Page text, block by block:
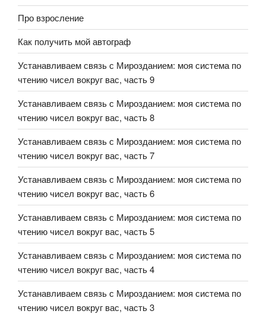
Про взросление
Как получить мой автограф
Устанавливаем связь с Мирозданием: моя система по
чтению чисел вокруг вас, часть 9
Устанавливаем связь с Мирозданием: моя система по
чтению чисел вокруг вас, часть 8
Устанавливаем связь с Мирозданием: моя система по
чтению чисел вокруг вас, часть 7
Устанавливаем связь с Мирозданием: моя система по
чтению чисел вокруг вас, часть 6
Устанавливаем связь с Мирозданием: моя система по
чтению чисел вокруг вас, часть 5
Устанавливаем связь с Мирозданием: моя система по
чтению чисел вокруг вас, часть 4
Устанавливаем связь с Мирозданием: моя система по
чтению чисел вокруг вас, часть 3